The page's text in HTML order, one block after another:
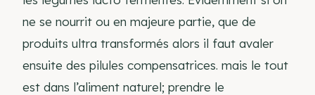
ne se nourrit ou en majeure partie, que de
produits ultra transformés alors il faut avaler
ensuite des pilules compensatrices. mais le tout
est dans l’aliment naturel; prendre le